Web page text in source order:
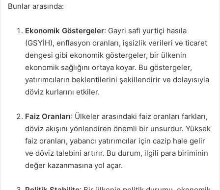
Bunlar arasında:
Ekonomik Göstergeler: Gayri safi yurtiçi hasıla
(GSYİH), enflasyon oranları, işsizlik verileri ve ticaret
dengesi gibi ekonomik göstergeler, bir ülkenin
ekonomik sağlığını ortaya koyar. Bu göstergeler,
yatırımcıların beklentilerini şekillendirir ve dolayısıyla
döviz kurlarını etkiler.
Faiz Oranları: Ülkeler arasındaki faiz oranları farkları,
döviz akışını yönlendiren önemli bir unsurdur. Yüksek
faiz oranları, yabancı yatırımcılar için cazip hale gelir
ve döviz talebini artırır. Bu durum, ilgili para biriminin
değer kazanmasına yol açar.